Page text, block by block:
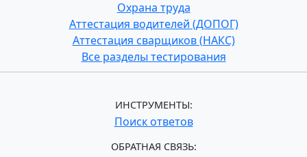
Охрана труда
Аттестация водителей (ДОПОГ)
Аттестация сварщиков (НАКС)
Все разделы тестирования
ИНСТРУМЕНТЫ:
Поиск ответов
ОБРАТНАЯ СВЯЗЬ: